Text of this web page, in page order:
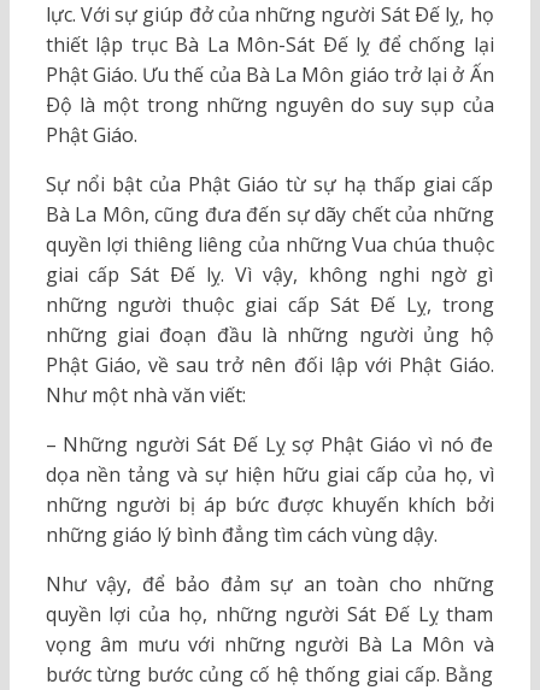
lực. Với sự giúp đở của những người Sát Ðế lỵ, họ
thiết lập trục Bà La Môn-Sát Ðế lỵ để chống lại
Phật Giáo. Ưu thế của Bà La Môn giáo trở lại ở Ấn
Ðộ là một trong những nguyên do suy sụp của
Phật Giáo.
Sự nổi bật của Phật Giáo từ sự hạ thấp giai cấp
Bà La Môn, cũng đưa đến sự dãy chết của những
quyền lợi thiêng liêng của những Vua chúa thuộc
giai cấp Sát Ðế lỵ. Vì vậy, không nghi ngờ gì
những người thuộc giai cấp Sát Ðế Lỵ, trong
những giai đoạn đầu là những người ủng hộ
Phật Giáo, về sau trở nên đối lập với Phật Giáo.
Như một nhà văn viết:
– Những người Sát Ðế Lỵ sợ Phật Giáo vì nó đe
dọa nền tảng và sự hiện hữu giai cấp của họ, vì
những người bị áp bức được khuyến khích bởi
những giáo lý bình đẳng tìm cách vùng dậy.
Như vậy, để bảo đảm sự an toàn cho những
quyền lợi của họ, những người Sát Ðế Lỵ tham
vọng âm mưu với những người Bà La Môn và
bước từng bước củng cố hệ thống giai cấp. Bằng